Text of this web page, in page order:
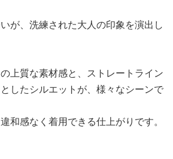
が、洗練された大人の印象を演出し
上質な素材感と、ストレートライン
したシルエットが、様々なシーンで
和感なく着用できる仕上がりです。